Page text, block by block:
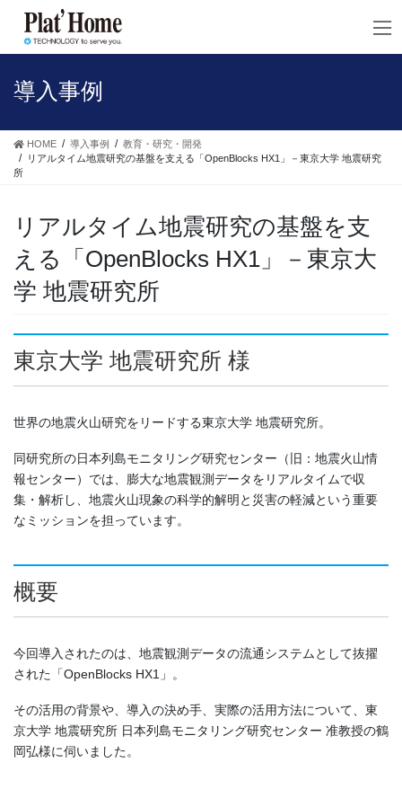
導入事例
HOME 導入事例
教育・研究・開発
リアルタイム地震研究の基盤を支える「OpenBlocks HX1」－東京大学 地震研究
所
リアルタイム地震研究の基盤を支
える「OpenBlocks HX1」－東京大
学 地震研究所
東京大学 地震研究所 様
世界の地震火山研究をリードする東京大学 地震研究所。
同研究所の日本列島モニタリング研究センター（旧：地震火山情
報センター）では、膨大な地震観測データをリアルタイムで収
集・解析し、地震火山現象の科学的解明と災害の軽減という重要
なミッションを担っています。
概要
今回導入されたのは、地震観測データの流通システムとして抜擢
された「OpenBlocks HX1」。
その活用の背景や、導入の決め手、実際の活用方法について、東
京大学 地震研究所 日本列島モニタリング研究センター 准教授の鶴
岡弘様に伺いました。